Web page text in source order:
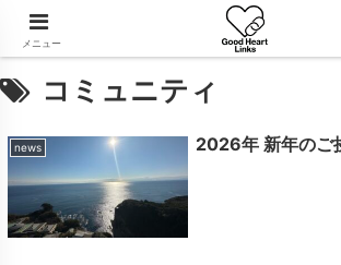
コミュニティ
news 2026年 新年のご
メニュー